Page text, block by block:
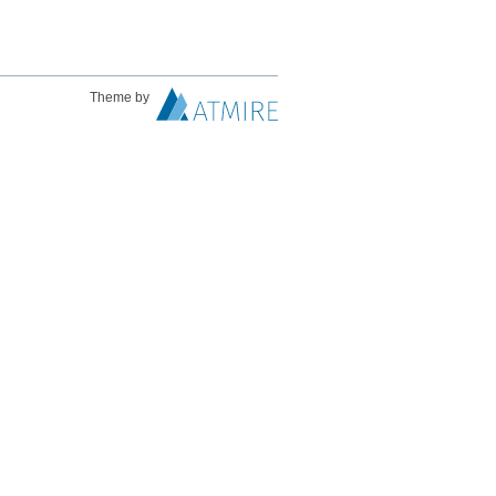
Theme by